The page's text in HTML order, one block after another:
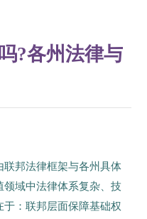
?各州法律与
联邦法律框架与各州具体
域中法律体系复杂、技
：联邦层面保障基础权